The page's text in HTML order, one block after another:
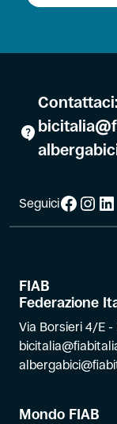
Contattaci:
SeguiciFacebook
FIAB
Federazione
Via Borsieri 4/E
Mondo FIAB